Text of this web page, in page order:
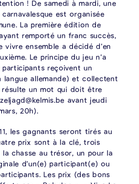
! De samedi à mardi, une
est organisée
La première édition de
remporté un franc succès,
vivre ensemble a décidé d’en
Le principe du jeu n’a
participants reçoivent un
langue allemande) et collectent
résulte un mot qui doit être
avant jeudi
20h).
les gagnants seront tirés au
prix sont à la clé, trois
chasse au trésor, un pour la
d’un(e) participant(e) ou
Les prix (des bons